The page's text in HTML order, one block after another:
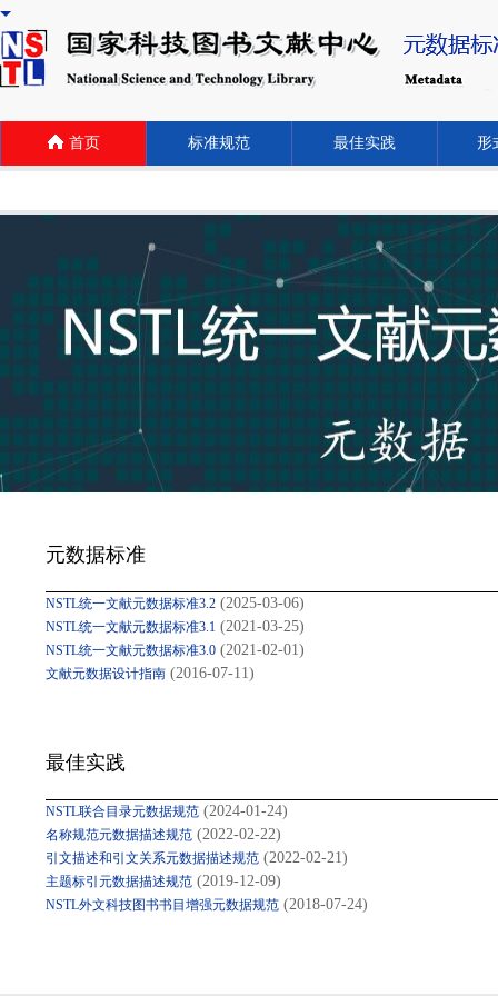
首页 标准规范 最佳实践 形
元数据标准
NSTL统一文献元数据标准3.2 (2025-03-06)
NSTL统一文献元数据标准3.1 (2021-03-25)
NSTL统一文献元数据标准3.0 (2021-02-01)
文献元数据设计指南 (2016-07-11)
最佳实践
NSTL联合目录元数据规范 (2024-01-24)
名称规范元数据描述规范 (2022-02-22)
引文描述和引文关系元数据描述规范 (2022-02-21)
主题标引元数据描述规范 (2019-12-09)
NSTL外文科技图书书目增强元数据规范 (2018-07-24)